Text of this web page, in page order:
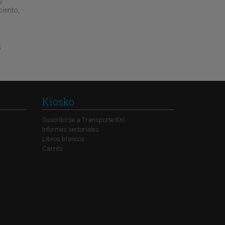
Kiosko
Suscribirse a Transporte XXI
Informes sectoriales
Libros blancos
Carrito